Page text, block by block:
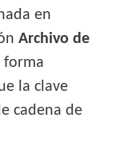
en
Archivo de
forma
la clave
cadena de